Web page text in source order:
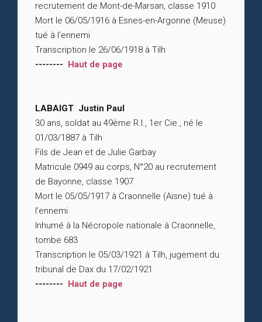
recrutement de Mont-de-Marsan, classe 1910
Mort le 06/05/1916 à Esnes-en-Argonne (Meuse)
tué à l’ennemi
Transcription le 26/06/1918 à Tilh
-------- Haut de page
LABAIGT Justin Paul
30 ans, soldat au 49ème R.I., 1er Cie., né le
01/03/1887 à Tilh
Fils de Jean et de Julie Garbay
Matricule 0949 au corps, N°20 au recrutement
de Bayonne, classe 1907
Mort le 05/05/1917 à Craonnelle (Aisne) tué à
l’ennemi
Inhumé à la Nécropole nationale à Craonnelle,
tombe 683
Transcription le 05/03/1921 à Tilh, jugement du
tribunal de Dax du 17/02/1921
-------- Haut de page